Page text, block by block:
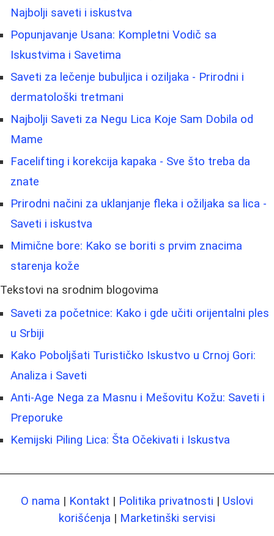
Najbolji saveti i iskustva
Popunjavanje Usana: Kompletni Vodič sa
Iskustvima i Savetima
Saveti za lečenje bubuljica i oziljaka - Prirodni i
dermatološki tretmani
Najbolji Saveti za Negu Lica Koje Sam Dobila od
Mame
Facelifting i korekcija kapaka - Sve što treba da
znate
Prirodni načini za uklanjanje fleka i ožiljaka sa lica -
Saveti i iskustva
Mimične bore: Kako se boriti s prvim znacima
starenja kože
Tekstovi na srodnim blogovima
Saveti za početnice: Kako i gde učiti orijentalni ples
u Srbiji
Kako Poboljšati Turističko Iskustvo u Crnoj Gori:
Analiza i Saveti
Anti-Age Nega za Masnu i Mešovitu Kožu: Saveti i
Preporuke
Kemijski Piling Lica: Šta Očekivati i Iskustva
O nama | Kontakt | Politika privatnosti | Uslovi
korišćenja | Marketinški servisi